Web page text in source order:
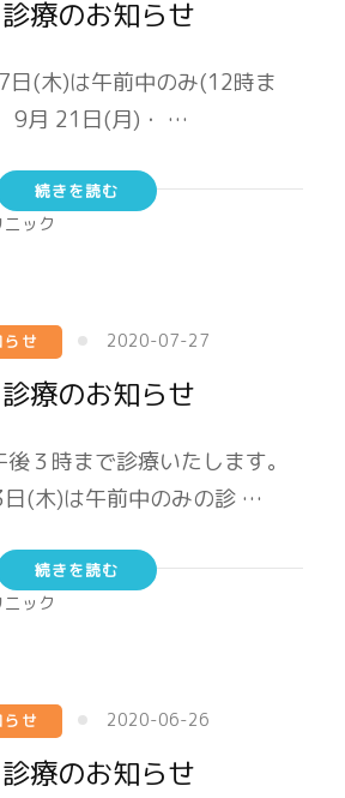
療のお知らせ
(木)は午前中のみ(12時ま
9月 21日(月)・ …
続きを読む
ック
らせ 2020-07-27
療のお知らせ
３時まで診療いたします。
(木)は午前中のみの診 …
続きを読む
ック
らせ 2020-06-26
療のお知らせ